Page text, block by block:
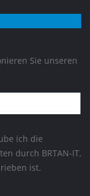
Sie unseren
ich die
durch BRTAN-IT,
ist.